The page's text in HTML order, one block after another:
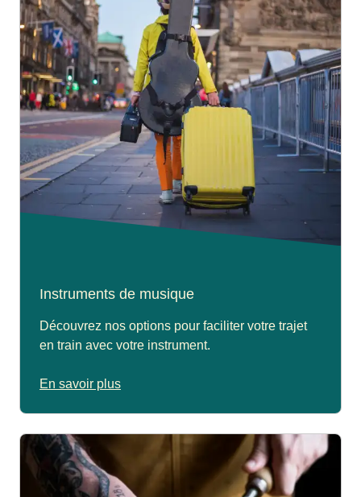
Instruments de musique
Découvrez nos options pour faciliter votre trajet
en train avec votre instrument.
En savoir plus